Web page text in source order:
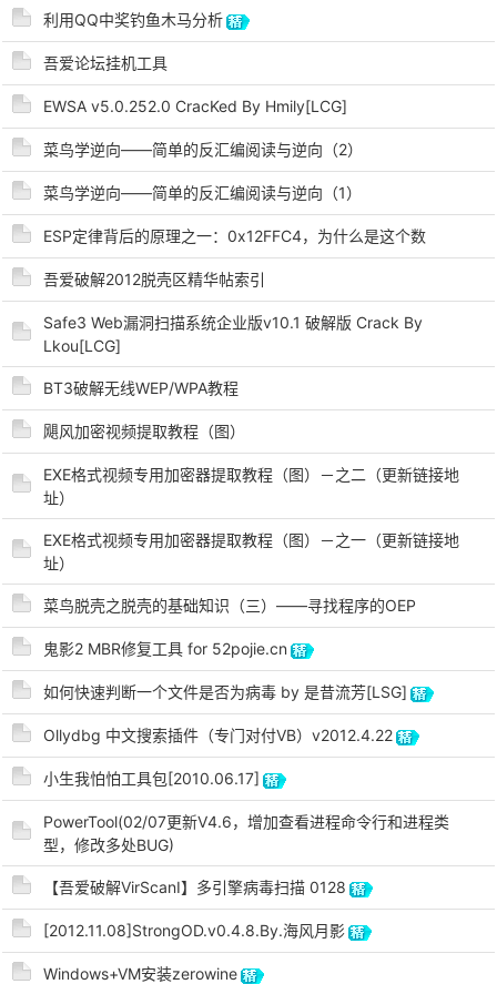
po
jie.
cn
利用QQ中奖钓鱼木马分析
吾爱论坛挂机工具
EWSA v5.0.252.0 CracKed By Hmily[LCG]
菜鸟学逆向——简单的反汇编阅读与逆向（2）
菜鸟学逆向——简单的反汇编阅读与逆向（1）
ESP定律背后的原理之一：0x12FFC4，为什么是这个数
吾爱破解2012脱壳区精华帖索引
Safe3 Web漏洞扫描系统企业版v10.1 破解版 Crack By
Lkou[LCG]
BT3破解无线WEP/WPA教程
飓风加密视频提取教程（图）
EXE格式视频专用加密器提取教程（图）－之二（更新链接地
址）
EXE格式视频专用加密器提取教程（图）－之一（更新链接地
址）
菜鸟脱壳之脱壳的基础知识（三）——寻找程序的OEP
鬼影2 MBR修复工具 for 52pojie.cn
如何快速判断一个文件是否为病毒 by 是昔流芳[LSG]
Ollydbg 中文搜索插件（专门对付VB）v2012.4.22
小生我怕怕工具包[2010.06.17]
PowerTool(02/07更新V4.6，增加查看进程命令行和进程类
型，修改多处BUG)
【吾爱破解VirScanI】多引擎病毒扫描 0128
[2012.11.08]StrongOD.v0.4.8.By.海风月影
Windows+VM安装zerowine